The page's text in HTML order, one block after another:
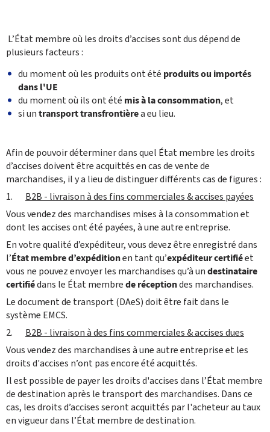
‎ L’État membre où les droits d’accises sont dus dépend de
plusieurs facteurs :
du ‎moment où les produits ont été produits ou importés
dans l'UE
du moment où ils ont été mis à la ‎consommation, et
si untransport transfrontièrea eu lieu.
Afin de pouvoir déterminer dans quel État membre les droits
d’accises doivent être acquittés en cas de vente de
marchandises, il y a lieu de distinguer différents cas de figures :
1. B2B - livraison à des fins commerciales & accises payées
Vous vendez des marchandises mises à la consommation et
dont les accises ont été payées, à une autre entreprise.
En votre qualité d’expéditeur, vous devez être enregistré dans
l’État membred’expéditionen tantqu’expéditeur certifiéet
vous ne pouvez envoyer les marchandisesqu’à undestinataire
certifiédans le État membrede réceptiondes marchandises.
Le document de transport (DAeS) doit être fait dans le
système EMCS.
2. B2B - livraison à des fins commerciales & accises dues
Vous vendez des marchandises à une autre entreprise et les
droits d'accises n’ont pas encore été acquittés.
Il est possible de payer les droits d'accises dans l’État membre
de destination après le transport des marchandises. Dans ce
cas, les droits d’accises seront acquittés par l'acheteur au taux
en vigueur dans l’État membre de destination.